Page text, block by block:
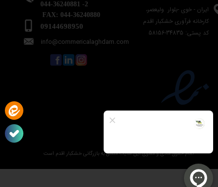
044-36240881 -2
FAX: 044-36240880
09144698950
ایران - خوی -بلوار ولیعصر،
کارخانه فرآوری خشکبار اقدم
​​​​کد پستی: 34835-58156
​​تمام حقوق مادی و معنوی این سایت متعلق به بازرگانی خشکبار اقدم است
info@commericalaghdam.com